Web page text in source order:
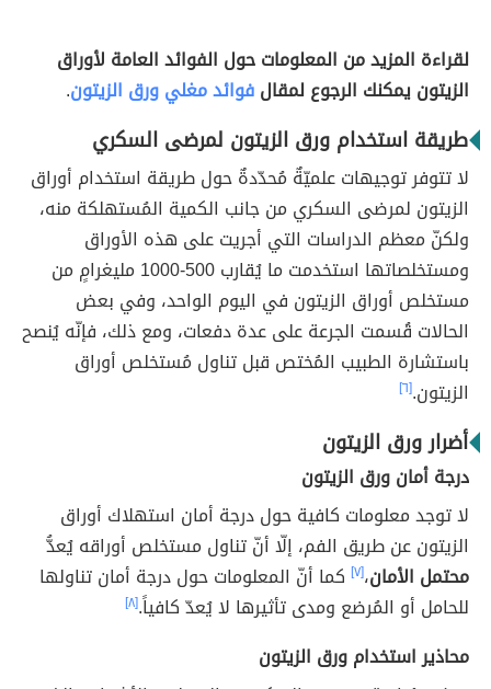
لقراءة المزيد من المعلومات حول الفوائد العامة لأوراق
الزيتون يمكنك الرجوع لمقالفوائد مغلي ورق الزيتون.
طريقة استخدام ورق الزيتون لمرضى السكري
لا تتوفر توجيهات علميّةٌ مُحدّدةٌ حول طريقة استخدام أوراق
الزيتون لمرضى السكري من جانب الكمية المُستهلكة منه،
ولكنّ معظم الدراسات التي أجريت على هذه الأوراق
ومستخلصاتها استخدمت ما يُقارب 500-1000 مليغرامٍ من
مستخلص أوراق الزيتون في اليوم الواحد، وفي بعض
الحالات قُسمت الجرعة على عدة دفعات، ومع ذلك، فإنّه يُنصح
باستشارة الطبيب المُختص قبل تناول مُستخلص أوراق
الزيتون.[٦]
أضرار ورق الزيتون
درجة أمان ورق الزيتون
لا توجد معلومات كافية حول درجة أمان استهلاك أوراق
الزيتون عن طريق الفم، إلّا أنّ تناول مستخلص أوراقه يُعدُّ
محتمل الأمان،[٧]
كما أنّ المعلومات حول درجة أمان تناولها
للحامل أو المُرضع ومدى تأثيرها لا يُعدّ كافياً.[٨]
محاذير استخدام ورق الزيتون